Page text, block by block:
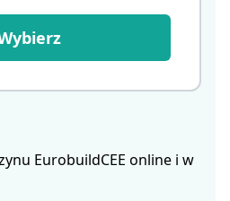
EurobuildCEE online i w